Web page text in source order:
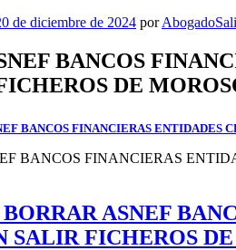
de diciembre de 2024 por
BANCOS
DE
BANCOS FINANCIERAS
ASNEF
SALIR FICHEROS